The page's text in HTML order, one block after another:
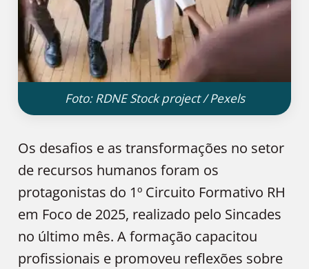
Foto: RDNE Stock project / Pexels
Os desafios e as transformações no setor
de recursos humanos foram os
protagonistas do 1º Circuito Formativo RH
em Foco de 2025, realizado pelo Sincades
no último mês. A formação capacitou
profissionais e promoveu reflexões sobre